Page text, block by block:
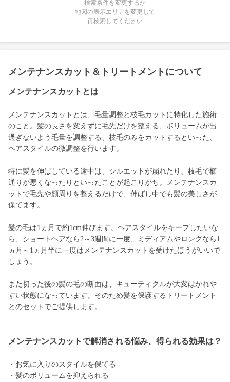
検索条件を変更するか
地図の表示エリアを変更して
再検索してください
メンテナンスカット＆トリートメントについて
メンテナンスカットとは
メンテナンスカットとは、毛量調整と枝毛カットに特化した施術
のこと。髪の長さを変えずに毛先だけを整える、ボリュームが出
過ぎないよう毛量を調整する、枝毛のみをカットするといった、
ヘアスタイルの微調整を行います。
特に髪を伸ばしている途中は、シルエットが崩れたり、枝毛で櫛
通りが悪くなったりといったことが起こりがち。メンテナンスカ
ットで毛先や顔周りを整えるだけで、伸ばし中でも髪の美しさが
保てます。
髪の毛は1ヵ月で約1cm伸びます。ヘアスタイルをキープしたいな
ら、ショートヘアなら2～3週間に一度、ミディアムやロングなら1
ヵ月～1ヵ月半に一度はメンテナンスカットを受けたほうがいいで
しょう。
また切った後の髪の毛の断面は、キューティクルが大変はがれや
すい状態になっています。そのため髪を保護するトリートメント
とのセットでご提供します。
メンテナンスカットで解消される悩み、得られる効果は？
・お気に入りのスタイルを保てる
・髪のボリュームを抑えられる